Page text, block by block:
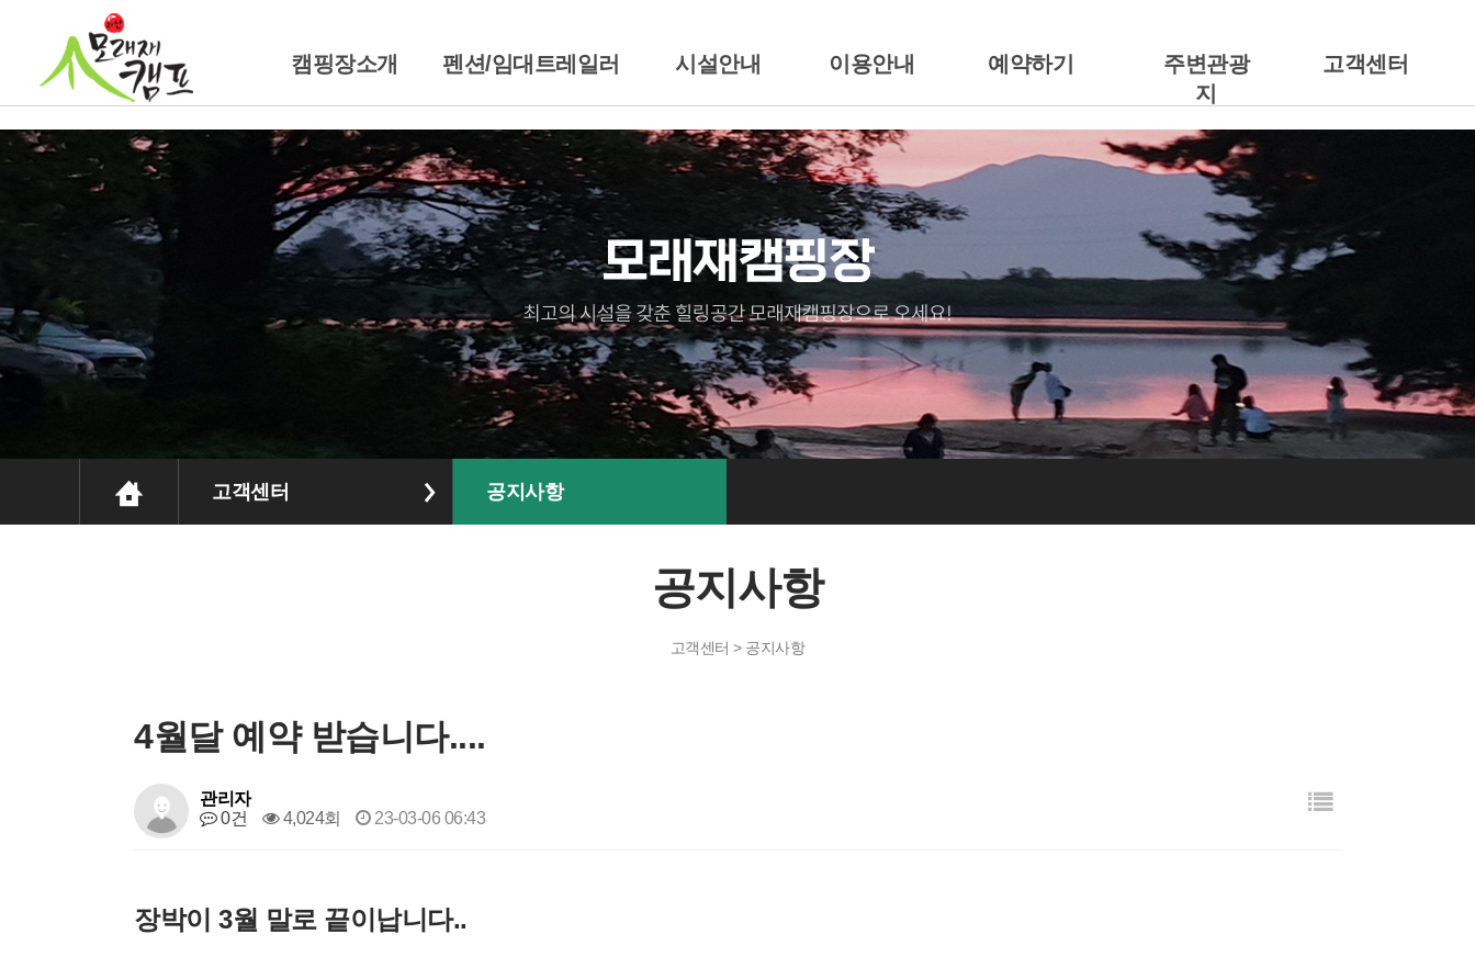
캠핑장소개 펜션/임대트레일러 시설안내 이용안내 예약하기
주변관광
지
고객센터
위치및교통안내
트레일러임대
시설안내
이용준수사항
땡큐캠핑에서 예약하기
고객센터 공지사항
공지사항
고객센터 > 공지사항
4월달 예약 받습니다....
관리자
0건
4,024회 23-03-06 06:43
​장박이 3월 말로 끝이납니다..